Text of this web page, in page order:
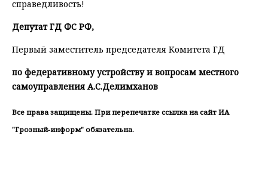
справедливость!
Депутат ГД ФС РФ,
Первый заместитель председателя Комитета ГД
по федеративному устройству и вопросам местного
самоуправления А.С.Делимханов
Все права защищены. При перепечатке ссылка на сайт ИА
"Грозный-информ" обязательна.